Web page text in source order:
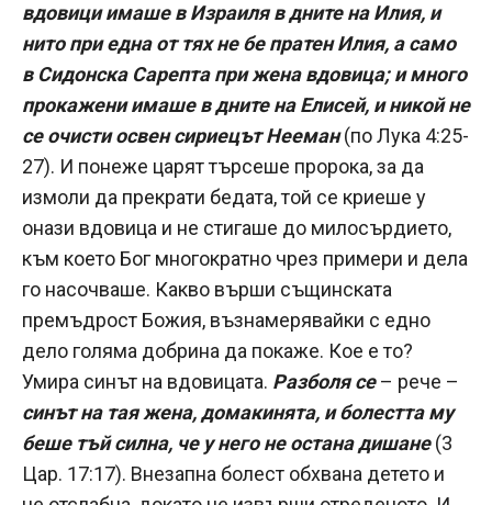
вдовици имаше в Израиля в дните на Илия, и
нито при една от тях не бе пратен Илия, а само
в Сидонска Сарепта при жена вдовица; и много
прокажени имаше в дните на Елисей, и никой не
се очисти освен сириецът Нееман(по Лука 4:25-
27). И понеже царят търсеше пророка, за да
измоли да прекрати бедата, той се криеше у
онази вдовица и не стигаше до милосърдието,
към което Бог многократно чрез примери и дела
го насочваше. Какво върши същинската
премъдрост Божия, възнамерявайки с едно
дело голяма добрина да покаже. Кое е то?
Умира синът на вдовицата. Разболя се– рече –
синът на тая жена, домакинята, и болестта му
беше тъй силна, че у него не остана дишане(3
Цар. 17:17). Внезапна болест обхвана детето и